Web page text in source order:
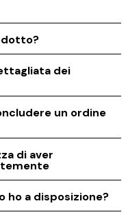
dei
un ordine
di aver
ho a disposizione?